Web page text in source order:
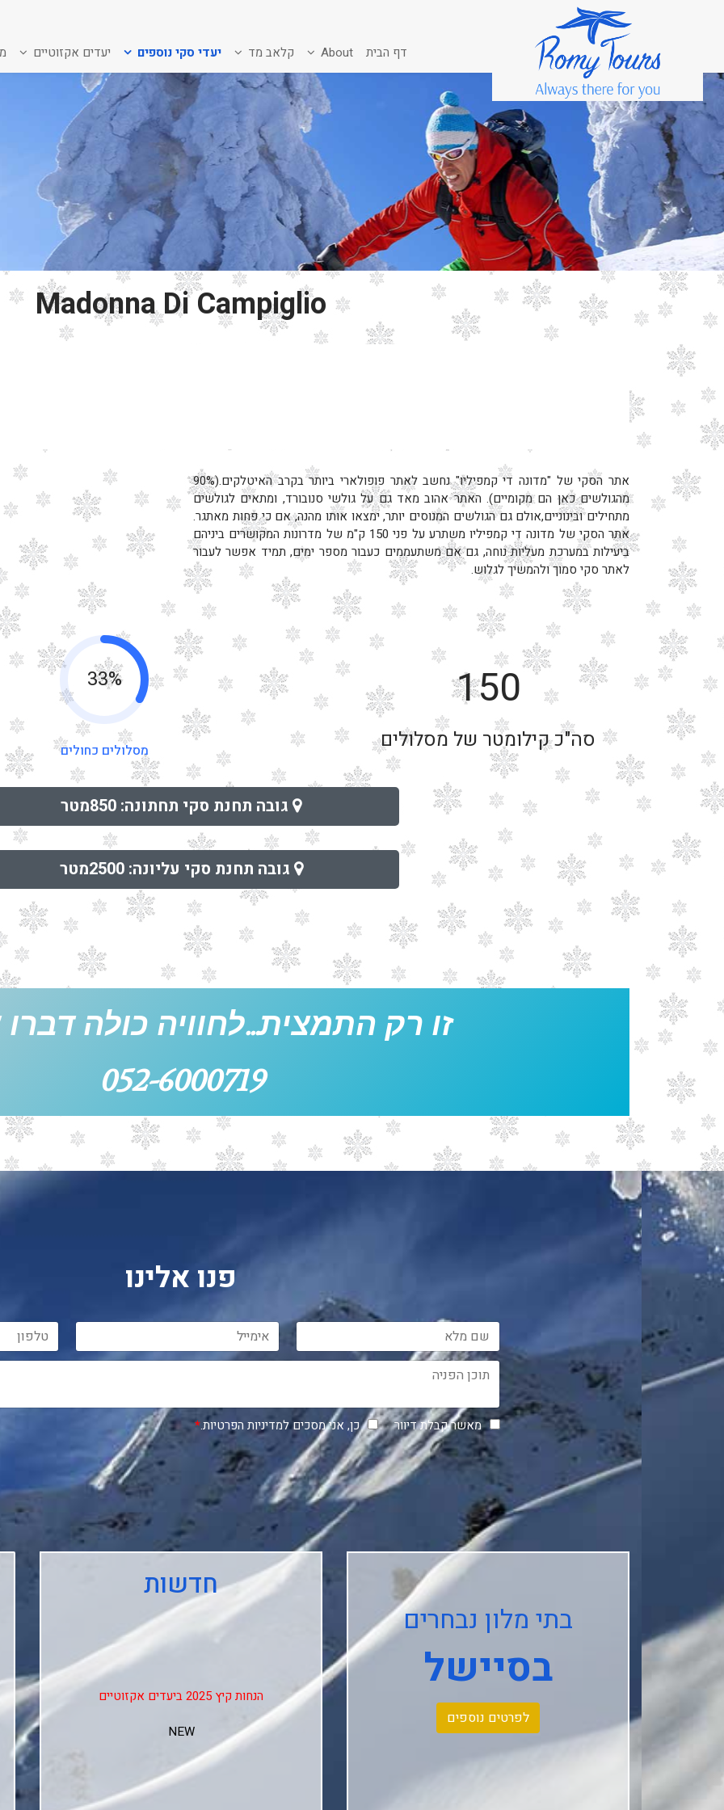
דף הבית About קלאב מד יעדי סקי נוספים יעדים אקזוטיים
Madonna Di Campiglio
אתר הסקי של "מדונה די קמפיליו" נחשב לאתר פופולארי ביותר בקרב האיטלקים.(90%
מהגולשים כאן הם מקומיים). האתר אהוב מאד גם על גולשי סנובורד, ומתאים לגולשים
מתחילים ובינוניים,אולם גם הגולשים המנוסים יותר, ימצאו אותו מהנה, אם כי פחות מאתגר.
אתר הסקי של מדונה די קמפיליו משתרע על פני 150 ק"מ של מדרונות המקושרים ביניהם
ביעילות במערכת מעליות נוחה, גם אם משתעממים כעבור מספר ימים, תמיד אפשר לעבור
לאתר סקי סמוך ולהמשיך לגלוש.
150
סה"כ קילומטר של מסלולים
33%
מסלולים כחולים
גובה תחנת סקי תחתונה: 850מטר
גובה תחנת סקי עליונה: 2500מטר
זו רק התמצית...לחוויה כולה דברו
052-6000719
פנו אלינו
מאשר קבלת דיוור כן, אני מסכים למדיניות הפרטיות.*
בתי מלון נבחרים
בסיישל
לפרטים נוספים
חדשות
↓↓↓
Club Med Les Arcs Panorama
Club Med L'alpe D'huez